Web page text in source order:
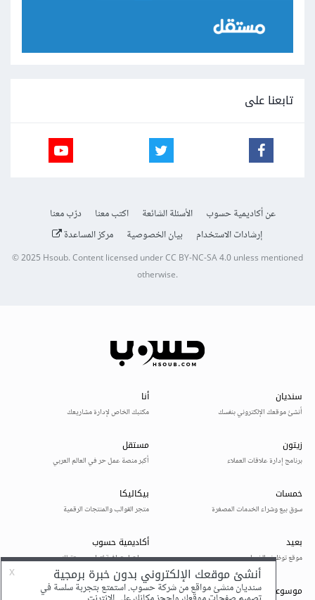
تابعنا على
عن أكاديمية حسوب الأسئلة الشائعة اكتب معنا
درّب معنا
إرشادات الاستخدام
بيان الخصوصية مركز المساعدة
© 2025Hsoub.Content licensed underCC BY-NC-SA 4.0unless mentioned
otherwise.